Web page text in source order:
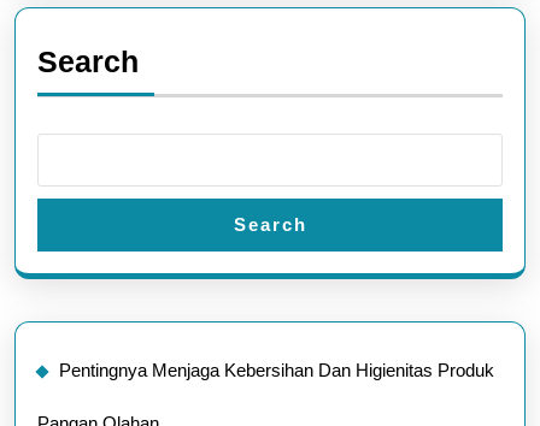
Search
Search
Pentingnya Menjaga Kebersihan Dan Higienitas Produk